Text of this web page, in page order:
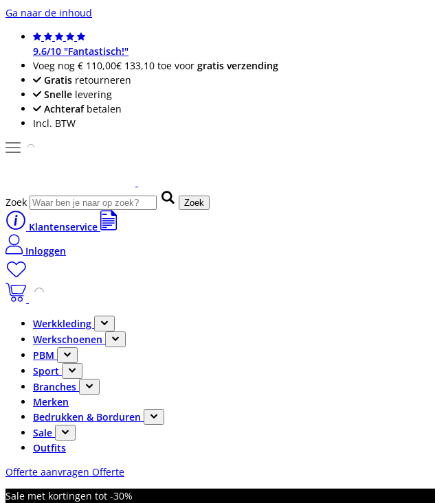
Ga naar de inhoud
9.6/10 "Fantastisch!"
Voeg nog € 110,00€ 133,10 toe voor gratis verzending
Gratis retourneren
Snelle levering
Achterafbetalen
Incl. BTW
Zoek Zoek
Klantenservice
Inloggen
Werkkleding
Werkschoenen
PBM
Sport
Branches
Merken
Bedrukken & Borduren
Sale
Outfits
Offerte aanvragen Offerte
Sale met kortingen tot -30%